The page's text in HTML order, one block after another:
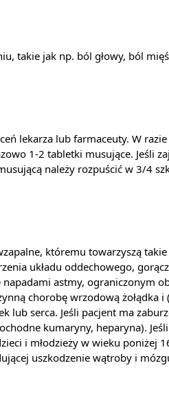
takie jak np. ból głowy, ból
lekarza lub farmaceuty. W
1-2 tabletki musujące. Jeśli
należy rozpuścić w 3/4
któremu towarzyszą
układu oddechowego,
astmy, ograniczonym
chorobę wrzodową żołądka
lub serca. Jeśli pacjent ma
kumaryny, heparyna).
i młodzieży w wieku poniżej
uszkodzenie wątroby i